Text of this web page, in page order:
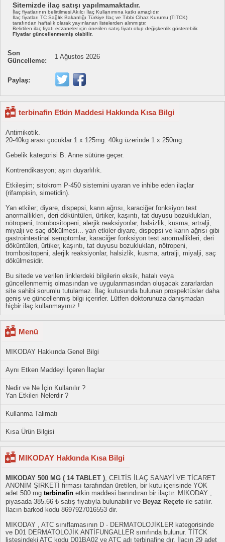
Sitemizde ilaç satışı yapılmamaktadır.
İlaç fiyatlarının belirtilmesi Akılcı İlaç Kullanımına katkı amaçlıdır.
İlaç fiyatları TC Sağlık Bakanlığı Türkiye İlaç ve Tıbbi Cihaz Kurumu (TİTCK)
tarafından haftalık olarak yayınlanan listelerden alınmıştır.
Belirtilen ilaç fiyatı eczaneler için önerilen satış fiyatı olup değişkenlik gösterebilir.
Fiyatlar güncellenmemiş olabilir.
Son
Güncelleme:
1 Ağustos 2026
Paylaş:
terbinafin Etkin Maddesi Hakkında Kısa Bilgi
Antimikotik.
20-40kg arası çocuklar 1 x 125mg. 40kg üzerinde 1 x 250mg.
Gebelik kategorisi B. Anne sütüne geçer.
Kontrendikasyon; aşırı duyarlılık.
Etkileşim; sitokrom P-450 sistemini uyaran ve inhibe eden ilaçlar
(rifampisin, simetidin).
Yan etkiler; diyare, dispepsi, karın ağrısı, karaciğer fonksiyon test
anormallikleri, deri döküntüleri, ürtiker, kaşıntı, tat duyusu bozuklukları,
nötropeni, trombositopeni, alerjik reaksiyonlar, halsizlik, kusma, artralji,
miyalji ve saç dökülmesi... yan etkiler diyare, dispepsi ve karın ağrısı gibi
gastrointestinal semptomlar, karaciğer fonksiyon test anormallikleri, deri
döküntüleri, ürtiker, kaşıntı, tat duyusu bozuklukları, nötropeni,
trombositopeni, alerjik reaksiyonlar, halsizlik, kusma, artralji, miyalji, saç
dökülmesidir.
Bu sitede ve verilen linklerdeki bilgilerin eksik, hatalı veya
güncellenmemiş olmasından ve uygulanmasından oluşacak zararlardan
site sahibi sorumlu tutulamaz. İlaç kutusunda bulunan prospektüsler daha
geniş ve güncellenmiş bilgi içerirler. Lütfen doktorunuza danışmadan
hiçbir ilaç kullanmayınız !
Menü
MIKODAY Hakkında Genel Bilgi
Aynı Etken Maddeyi İçeren İlaçlar
Nedir ve Ne İçin Kullanılır ?
Yan Etkileri Nelerdir ?
Kullanma Talimatı
Kısa Ürün Bilgisi
MIKODAY Hakkında Kısa Bilgi
MIKODAY 500 MG ( 14 TABLET ) , CELTİS İLAÇ SANAYİ VE TİCARET
ANONİM ŞİRKETİ firması tarafından üretilen, bir kutu içerisinde YOK
adet 500 mg terbinafin etkin maddesi barındıran bir ilaçtır. MIKODAY ,
piyasada 385.66 ₺ satış fiyatıyla bulunabilir ve Beyaz Reçete ile satılır.
İlacın barkod kodu 8697927016553 dir.
MIKODAY , ATC sınıflamasının D - DERMATOLOJİKLER kategorisinde
ve D01 DERMATOLOJİK ANTİFUNGALLER sınıfında bulunur. TİTCK
listesindeki ATC kodu D01BA02 ve ATC adı terbinafine dır. İlacın 29 adet